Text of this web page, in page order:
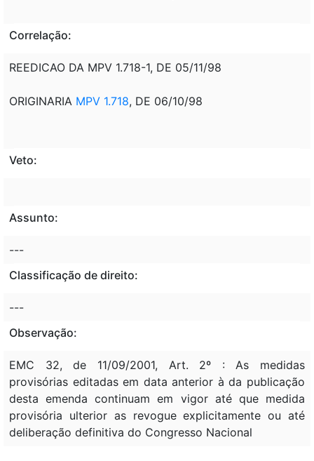
Correlação:
REEDICAO DA MPV 1.718-1, DE 05/11/98
ORIGINARIA MPV 1.718, DE 06/10/98
Veto:
Assunto:
---
Classificação de direito:
---
Observação:
EMC 32, de 11/09/2001, Art. 2º : As medidas
provisórias editadas em data anterior à da publicação
desta emenda continuam em vigor até que medida
provisória ulterior as revogue explicitamente ou até
deliberação definitiva do Congresso Nacional